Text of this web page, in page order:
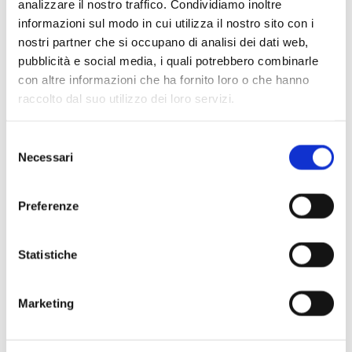
analizzare il nostro traffico. Condividiamo inoltre
informazioni sul modo in cui utilizza il nostro sito con i
nostri partner che si occupano di analisi dei dati web,
pubblicità e social media, i quali potrebbero combinarle
con altre informazioni che ha fornito loro o che hanno
raccolto dal suo utilizzo dei loro servizi.
delNecessari
Preferenze
Statistiche
Marketing
Scopri di più